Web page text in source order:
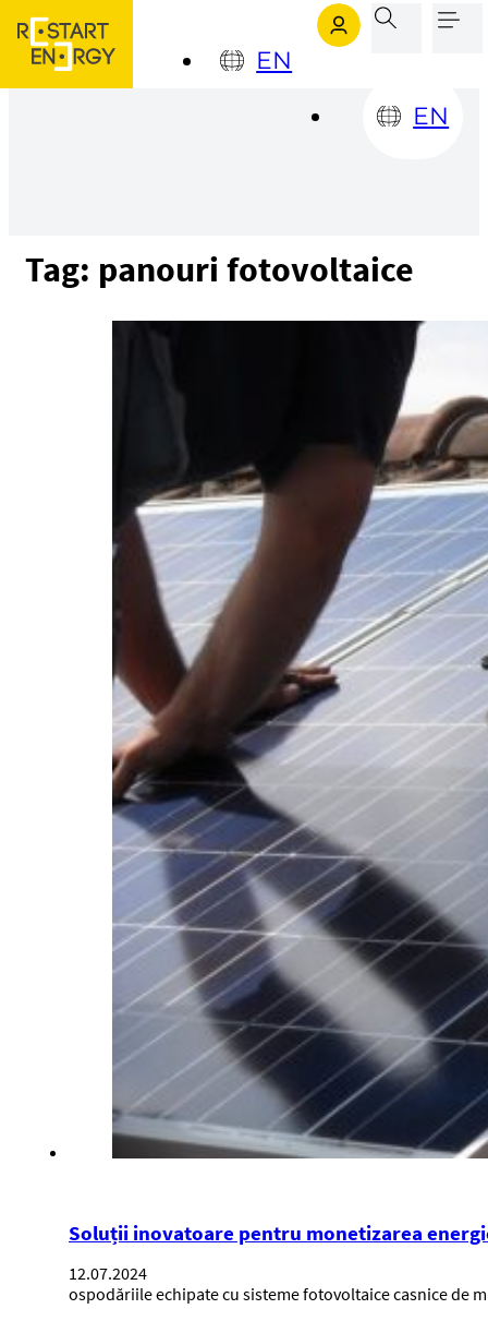
Sari la conținutul principal
EN
EN
Tag: panouri fotovoltaice
Soluții inovatoare pentru monetizarea
12.07.2024
ospodăriile echipate cu sisteme fotovoltaice casnice de